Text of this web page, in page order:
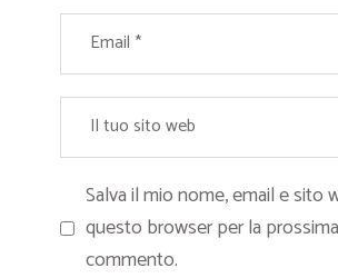
Salva il mio nome, email e sito
questo browser per la
commento.